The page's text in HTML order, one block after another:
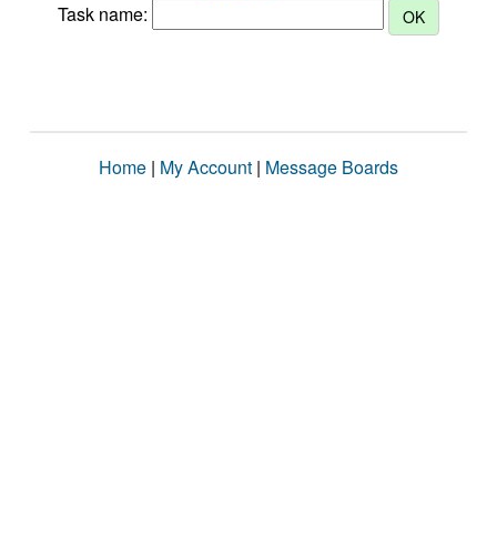
Task name:
Home | My Account | Message Boards